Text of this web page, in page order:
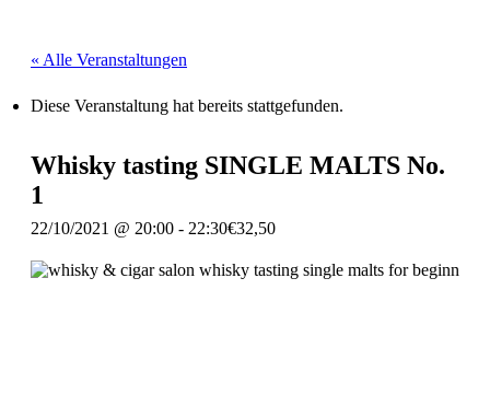
« Alle Veranstaltungen
Diese Veranstaltung hat bereits stattgefunden.
Whisky tasting SINGLE MALTS No.
1
22/10/2021 @ 20:00 - 22:30€32,50